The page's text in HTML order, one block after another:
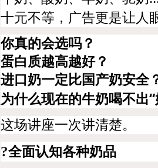
十元不等，广告更是让人
你真的会选吗？
蛋白质越高越好？
进口奶一定比国产奶安全
为什么现在的牛奶喝不出
这场讲座一次讲清楚。
?全面认知各种奶品